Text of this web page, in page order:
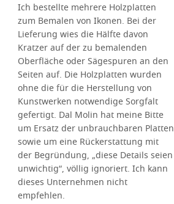
Ich bestellte mehrere Holzplatten
zum Bemalen von Ikonen. Bei der
Lieferung wies die Hälfte davon
Kratzer auf der zu bemalenden
Oberfläche oder Sägespuren an den
Seiten auf. Die Holzplatten wurden
ohne die für die Herstellung von
Kunstwerken notwendige Sorgfalt
gefertigt. Dal Molin hat meine Bitte
um Ersatz der unbrauchbaren Platten
sowie um eine Rückerstattung mit
der Begründung, „diese Details seien
unwichtig“, völlig ignoriert. Ich kann
dieses Unternehmen nicht
empfehlen.